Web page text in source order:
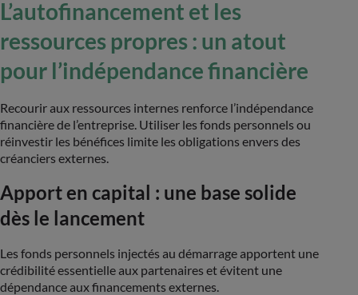
L’autofinancement et les
ressources propres : un atout
pour l’indépendance financière
Recourir aux ressources internes renforce l’indépendance
financière de l’entreprise. Utiliser les fonds personnels ou
réinvestir les bénéfices limite les obligations envers des
créanciers externes.
Apport en capital : une base solide
dès le lancement
Les fonds personnels injectés au démarrage apportent une
crédibilité essentielle aux partenaires et évitent une
dépendance aux financements externes.